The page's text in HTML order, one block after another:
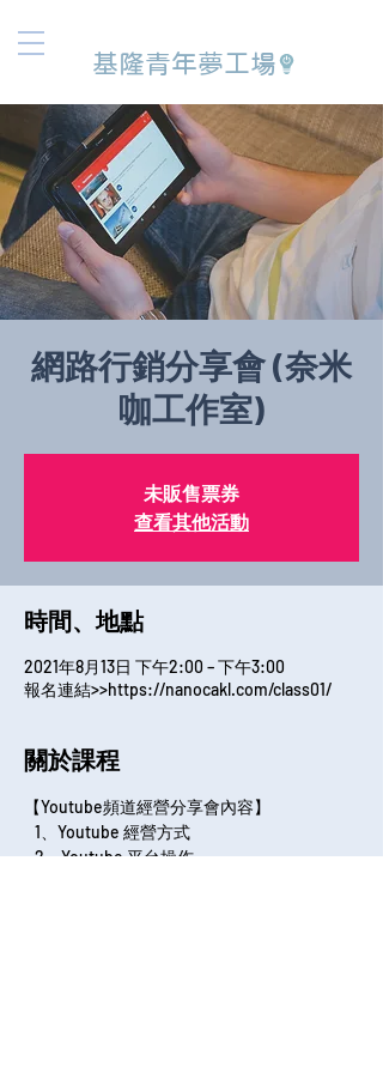
基隆青年夢工場
網路行銷分享會 (奈米
咖工作室)
未販售票券
查看其他活動
時間、地點
2021年8月13日 下午2:00 – 下午3:00
報名連結>>https://nanocakl.com/class01/
關於課程
【Youtube頻道經營分享會內容】
1、Youtube 經營方式
2、Youtube 平台操作